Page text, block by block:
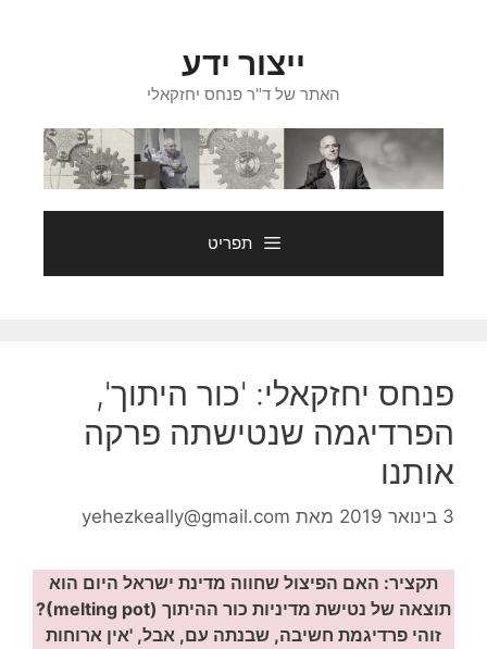
ייצור ידע
האתר של ד"ר פנחס יחזקאלי
תפריט
פנחס יחזקאלי: 'כור היתוך',
הפרדיגמה שנטישתה פרקה
אותנו
3 בינואר 2019 מאת yehezkeally@gmail.com
תקציר: האם הפיצול שחווה מדינת ישראל היום הוא
תוצאה של נטישת מדיניות כור ההיתוך (melting pot)?
זוהי פרדיגמת חשיבה, שבנתה עם, אבל, 'אין ארוחות